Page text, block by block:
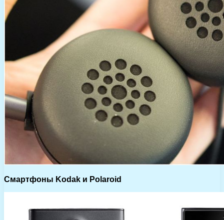
Смартфоны Kodak и Polaroid